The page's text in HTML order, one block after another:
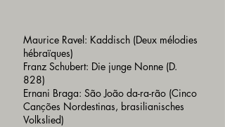
Maurice Ravel: Kaddisch (Deux mélodies
hébraïques)
Franz Schubert: Die junge Nonne (D.
828)
Ernani Braga: São João da-ra-rão (Cinco
Canções Nordestinas, brasilianisches
Volkslied)